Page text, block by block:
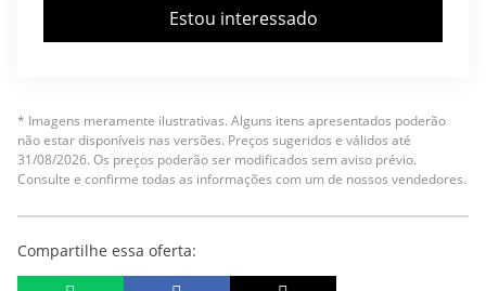
* Imagens meramente ilustrativas. Alguns itens apresentados poderão
não estar disponíveis nas versões. Preços sugeridos e válidos até
31/08/2026. Os preços poderão ser modificados sem aviso prévio.
Consulte e confirme todas as informações com um de nossos vendedores.
Compartilhe essa oferta:
Estou interessado